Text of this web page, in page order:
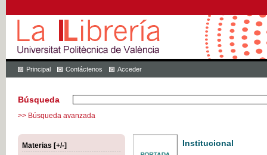
Principal Contáctenos Acceder
Búsqueda
>> Búsqueda avanzada
Materias [+/-]
Institucional